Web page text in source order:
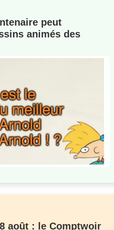
peut
animés des
août : le Comptwoir